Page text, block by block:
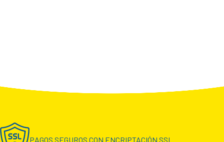
PAGOS SEGUROS CON ENCRIPTACIÓN SSL